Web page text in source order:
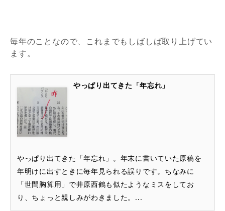
毎年のことなので、これまでもしばしば取り上げてい
ます。
やっぱり出てきた「年忘れ」
やっぱり出てきた「年忘れ」。年末に書いていた原稿を
年明けに出すときに毎年見られる誤りです。ちなみに
「世間胸算用」で井原西鶴も似たようなミスをしてお
り、ちょっと親しみがわきました。...